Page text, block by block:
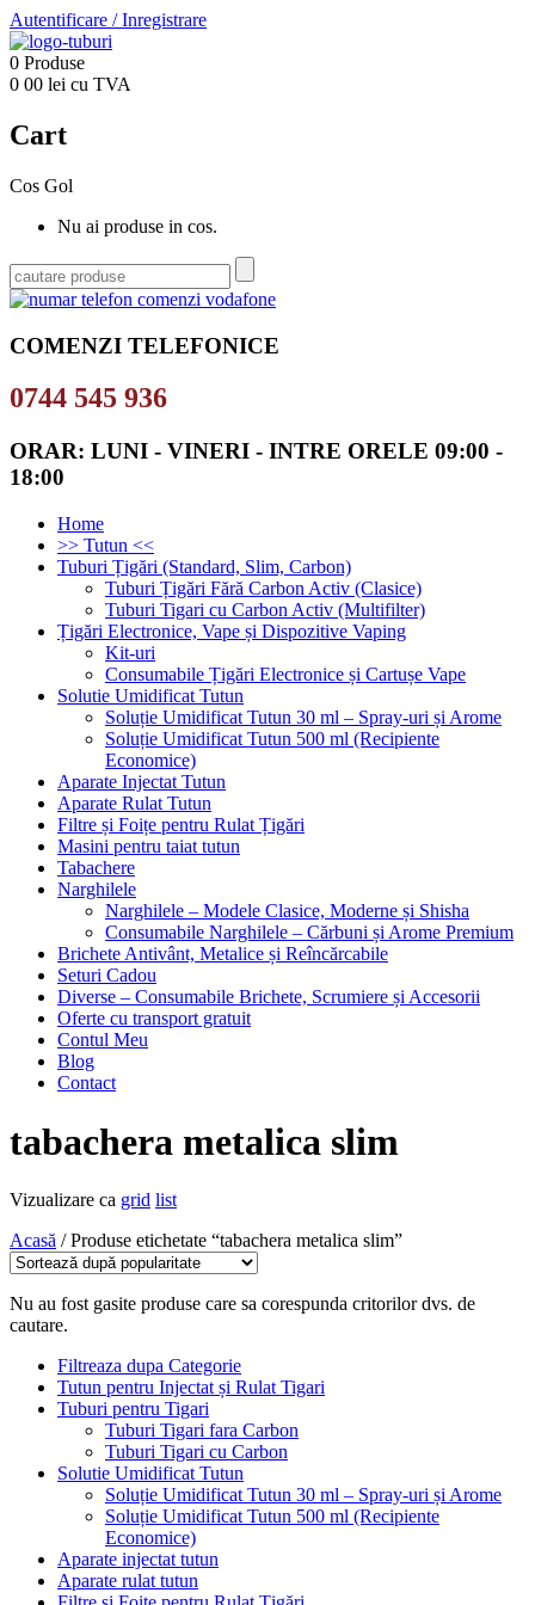
Autentificare /Inregistrare
0 Produse
0 00 lei cu TVA
Cart
Cos Gol
Nu ai produse in cos.
COMENZI TELEFONICE
0744 545 936
ORAR: LUNI - VINERI - INTRE ORELE 09:00 -
18:00
Home
>> Tutun <<
Tuburi Țigări (Standard, Slim, Carbon)
Tuburi Țigări Fără Carbon Activ (Clasice)
Tuburi Tigari cu Carbon Activ (Multifilter)
Țigări Electronice, Vape și Dispozitive Vaping
Kit-uri
Consumabile Țigări Electronice și Cartușe Vape
Solutie Umidificat Tutun
Soluție Umidificat Tutun 30 ml – Spray-uri și Arome
Soluție Umidificat Tutun 500 ml (Recipiente
Economice)
Aparate Injectat Tutun
Aparate Rulat Tutun
Filtre și Foițe pentru Rulat Țigări
Masini pentru taiat tutun
Tabachere
Narghilele
Narghilele – Modele Clasice, Moderne și Shisha
Consumabile Narghilele – Cărbuni și Arome Premium
Brichete Antivânt, Metalice și Reîncărcabile
Seturi Cadou
Diverse – Consumabile Brichete, Scrumiere și Accesorii
Oferte cu transport gratuit
Contul Meu
Blog
Contact
tabachera metalica slim
Vizualizare ca grid list
Acasă / Produse etichetate “tabachera metalica slim”
Nu au fost gasite produse care sa corespunda critorilor dvs. de
cautare.
Filtreaza dupa Categorie
Tutun pentru Injectat și Rulat Tigari
Tuburi pentru Tigari
Tuburi Tigari fara Carbon
Tuburi Tigari cu Carbon
Solutie Umidificat Tutun
Soluție Umidificat Tutun 30 ml – Spray-uri și Arome
Soluție Umidificat Tutun 500 ml (Recipiente
Economice)
Aparate injectat tutun
Aparate rulat tutun